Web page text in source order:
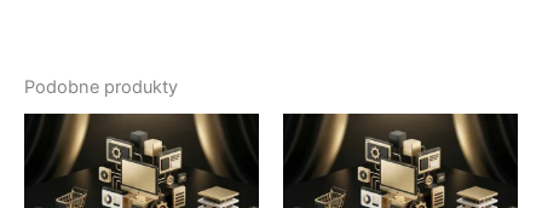
Podobne produkty